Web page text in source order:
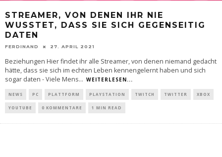
STREAMER, VON DENEN IHR NIE
WUSSTET, DASS SIE SICH GEGENSEITIG
DATEN
FERDINAND 27. APRIL 2021
Beziehungen Hier findet ihr alle Streamer, von denen niemand gedacht
hätte, dass sie sich im echten Leben kennengelernt haben und sich
sogar daten - Viele Mens... WEITERLESEN...
NEWS PC PLATTFORM PLAYSTATION TWITCH TWITTER XBOX
YOUTUBE 0 KOMMENTARE 1 MIN READ